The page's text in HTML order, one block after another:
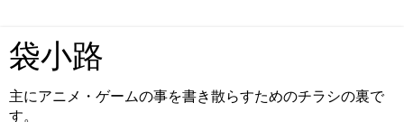
袋小路
主にアニメ・ゲームの事を書き散らすためのチラシの裏で
す。